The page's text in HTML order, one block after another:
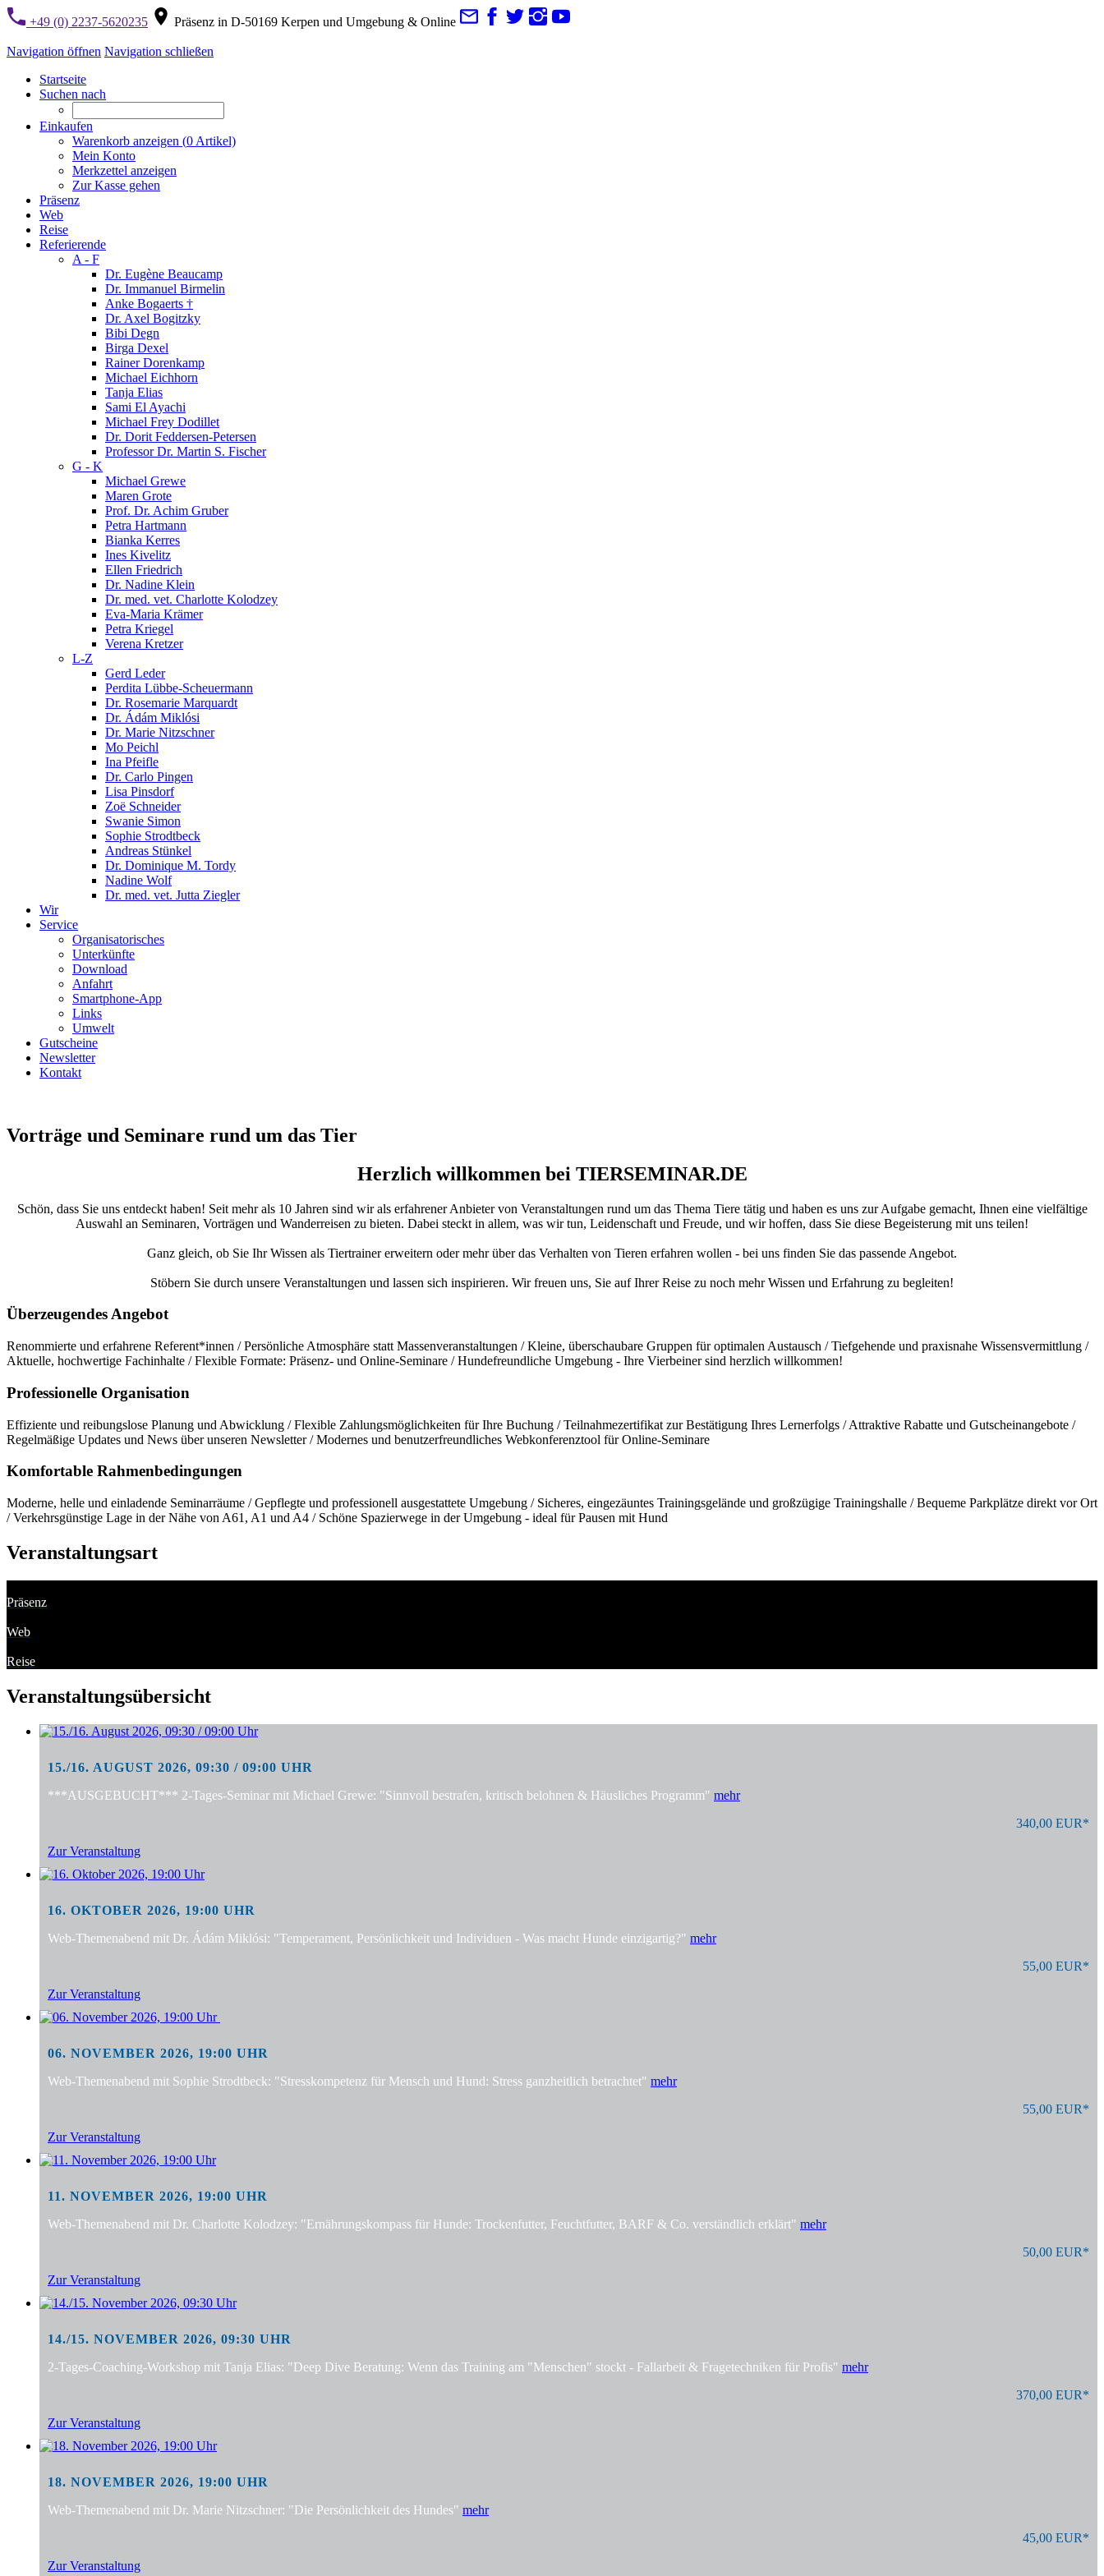
+49 (0) 2237-5620235 Präsenz in D-50169 Kerpen und Umgebung & Online
Navigation öffnen Navigation schließen
Startseite
Suchen nach
Einkaufen
Warenkorb anzeigen (0 Artikel)
Mein Konto
Merkzettel anzeigen
Zur Kasse gehen
Präsenz
Web
Reise
Referierende
A - F
Dr. Eugène Beaucamp
Dr. Immanuel Birmelin
Anke Bogaerts †
Dr. Axel Bogitzky
Bibi Degn
Birga Dexel
Rainer Dorenkamp
Michael Eichhorn
Tanja Elias
Sami El Ayachi
Michael Frey Dodillet
Dr. Dorit Feddersen-Petersen
Professor Dr. Martin S. Fischer
G - K
Michael Grewe
Maren Grote
Prof. Dr. Achim Gruber
Petra Hartmann
Bianka Kerres
Ines Kivelitz
Ellen Friedrich
Dr. Nadine Klein
Dr. med. vet. Charlotte Kolodzey
Eva-Maria Krämer
Petra Kriegel
Verena Kretzer
L-Z
Gerd Leder
Perdita Lübbe-Scheuermann
Dr. Rosemarie Marquardt
Dr. Ádám Miklósi
Dr. Marie Nitzschner
Mo Peichl
Ina Pfeifle
Dr. Carlo Pingen
Lisa Pinsdorf
Zoë Schneider
Swanie Simon
Sophie Strodtbeck
Andreas Stünkel
Dr. Dominique M. Tordy
Nadine Wolf
Dr. med. vet. Jutta Ziegler
Wir
Service
Organisatorisches
Unterkünfte
Download
Anfahrt
Smartphone-App
Links
Umwelt
Gutscheine
Newsletter
Kontakt
Vorträge und Seminare rund um das Tier
Herzlich willkommen bei TIERSEMINAR.DE
Schön, dass Sie uns entdeckt haben! Seit mehr als 10 Jahren sind wir als erfahrener Anbieter von Veranstaltungen rund um das Thema Tiere tätig und haben es uns zur Aufgabe gemacht, Ihnen eine vielfältige
Auswahl an Seminaren, Vorträgen und Wanderreisen zu bieten. Dabei steckt in allem, was wir tun, Leidenschaft und Freude, und wir hoffen, dass Sie diese Begeisterung mit uns teilen!
Ganz gleich, ob Sie Ihr Wissen als Tiertrainer erweitern oder mehr über das Verhalten von Tieren erfahren wollen - bei uns finden Sie das passende Angebot.
Stöbern Sie durch unsere Veranstaltungen und lassen sich inspirieren. Wir freuen uns, Sie auf Ihrer Reise zu noch mehr Wissen und Erfahrung zu begleiten!
Überzeugendes Angebot
Renommierte und erfahrene Referent*innen / Persönliche Atmosphäre statt Massenveranstaltungen / Kleine, überschaubare Gruppen für optimalen Austausch / Tiefgehende und praxisnahe Wissensvermittlung /
Aktuelle, hochwertige Fachinhalte / Flexible Formate: Präsenz- und Online-Seminare / Hundefreundliche Umgebung - Ihre Vierbeiner sind herzlich willkommen!
Professionelle Organisation
Effiziente und reibungslose Planung und Abwicklung / Flexible Zahlungsmöglichkeiten für Ihre Buchung / Teilnahmezertifikat zur Bestätigung Ihres Lernerfolgs / Attraktive Rabatte und Gutscheinangebote /
Regelmäßige Updates und News über unseren Newsletter / Modernes und benutzerfreundliches Webkonferenztool für Online-Seminare
Komfortable Rahmenbedingungen
Moderne, helle und einladende Seminarräume / Gepflegte und professionell ausgestattete Umgebung / Sicheres, eingezäuntes Trainingsgelände und großzügige Trainingshalle / Bequeme Parkplätze direkt vor Ort
/ Verkehrsgünstige Lage in der Nähe von A61, A1 und A4 / Schöne Spazierwege in der Umgebung - ideal für Pausen mit Hund
Veranstaltungsart
Präsenz
Web
Reise
Veranstaltungsübersicht
15./16. AUGUST 2026, 09:30 / 09:00 UHR
***AUSGEBUCHT*** 2-Tages-Seminar mit Michael Grewe: "Sinnvoll bestrafen, kritisch belohnen & Häusliches Programm" mehr
340,00 EUR*
Zur Veranstaltung
16. OKTOBER 2026, 19:00 UHR
Web-Themenabend mit Dr. Ádám Miklósi: "Temperament, Persönlichkeit und Individuen - Was macht Hunde einzigartig?" mehr
55,00 EUR*
Zur Veranstaltung
06. NOVEMBER 2026, 19:00 UHR
Web-Themenabend mit Sophie Strodtbeck: "Stresskompetenz für Mensch und Hund: Stress ganzheitlich betrachtet" mehr
55,00 EUR*
Zur Veranstaltung
11. NOVEMBER 2026, 19:00 UHR
Web-Themenabend mit Dr. Charlotte Kolodzey: "Ernährungskompass für Hunde: Trockenfutter, Feuchtfutter, BARF & Co. verständlich erklärt" mehr
50,00 EUR*
Zur Veranstaltung
14./15. NOVEMBER 2026, 09:30 UHR
2-Tages-Coaching-Workshop mit Tanja Elias: "Deep Dive Beratung: Wenn das Training am "Menschen" stockt - Fallarbeit & Fragetechniken für Profis" mehr
370,00 EUR*
Zur Veranstaltung
18. NOVEMBER 2026, 19:00 UHR
Web-Themenabend mit Dr. Marie Nitzschner: "Die Persönlichkeit des Hundes" mehr
45,00 EUR*
Zur Veranstaltung